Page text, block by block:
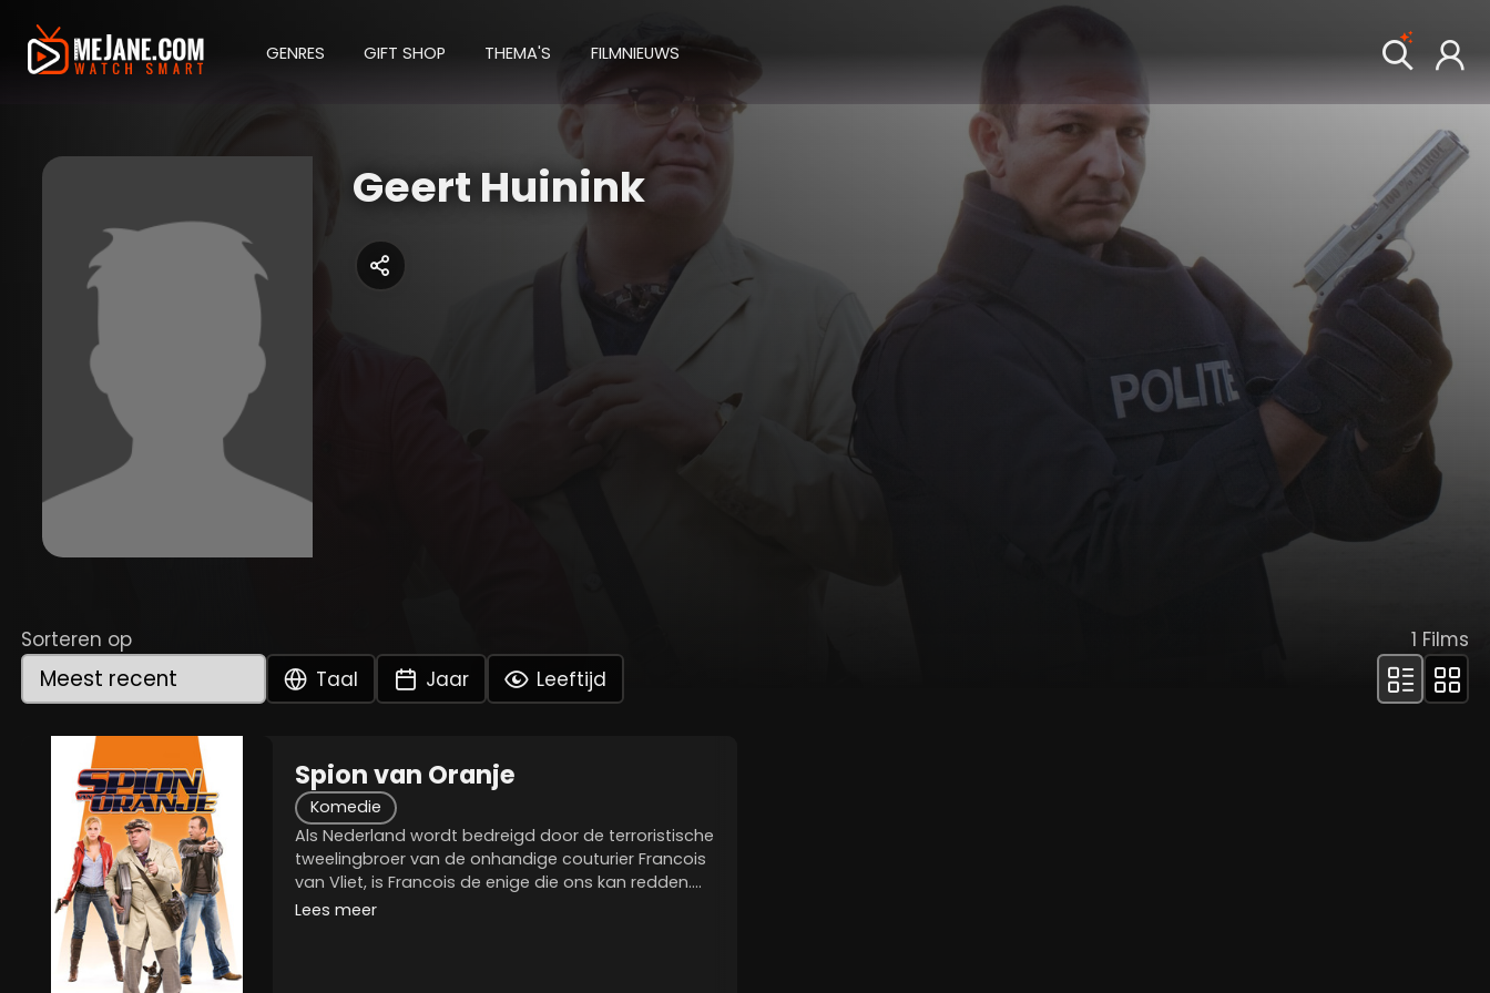
GENRES GIFT SHOP THEMA'S FILMNIEUWS
Geert Huinink
Sorteren op
Taal
Jaar Leeftijd
1 Films
Spion van Oranje
Komedie
Als Nederland wordt bedreigd door de terroristische
tweelingbroer van de onhandige couturier Francois
van Vliet, is Francois de enige die ons kan redden.
Francois moet de plaats van zijn broer, Bruno,
Lees meer